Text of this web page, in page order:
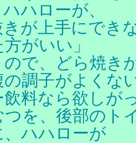
ハローが、
きが上手にでき
がいい」
ので、どら焼き
の調子がよくな
飲料なら欲しが
つを、後部のト
、ハハローが